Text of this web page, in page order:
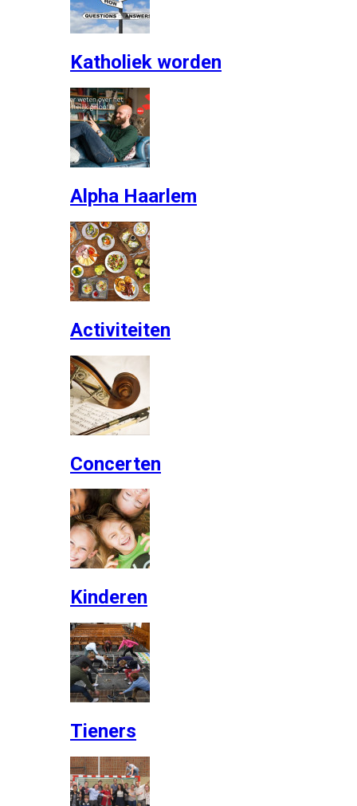
Katholiek worden
Alpha Haarlem
Activiteiten
Concerten
Kinderen
Tieners